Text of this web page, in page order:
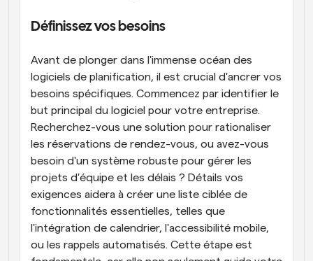
Définissez vos besoins
Avant de plonger dans l'immense océan des
logiciels de planification, il est crucial d'ancrer vos
besoins spécifiques. Commencez par identifier le
but principal du logiciel pour votre entreprise.
Recherchez-vous une solution pour rationaliser
les réservations de rendez-vous, ou avez-vous
besoin d'un système robuste pour gérer les
projets d'équipe et les délais ? Détails vos
exigences aidera à créer une liste ciblée de
fonctionnalités essentielles, telles que
l'intégration de calendrier, l'accessibilité mobile,
ou les rappels automatisés. Cette étape est